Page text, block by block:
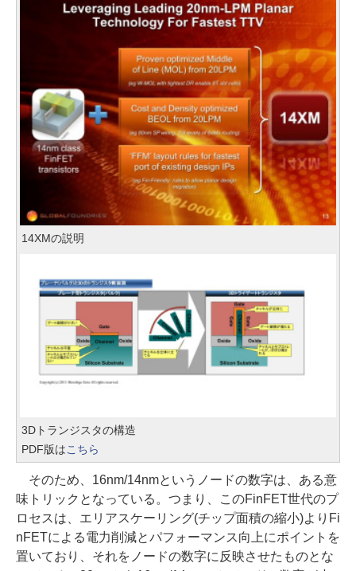
14XMの説明
3Dトランジスタの構造
PDF版はこちら
そのため、16nm/14nmというノードの数字は、ある意
味トリックとなっている。つまり、このFinFET世代のプ
ロセスは、エリアスケーリング(チップ面積の縮小)よりFi
nFETによる電力削減とパフォーマンス向上にポイントを
置いており、それをノードの数字に反映させたものとな